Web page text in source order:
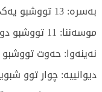
بەسرە: 13 تووشبو یەک گیانلەدەستدان.
موسەننا: 11 تووشبو دوو گیانلەدەستدان.
نەینەوا: حەوت تووشبو
دیوانییە: چوار توو